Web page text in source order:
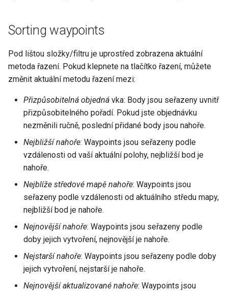
Sorting waypoints
Pod lištou složky/filtru je uprostřed zobrazena aktuální
metoda řazení. Pokud klepnete na tlačítko řazení, můžete
změnit aktuální metodu řazení mezi:
Přizpůsobitelná objedná vka: Body jsou seřazeny uvnitř
přizpůsobitelného pořadí. Pokud jste objednávku
nezměnili ručně, poslední přidané body jsou nahoře.
Nejbližší nahoře: Waypoints jsou seřazeny podle
vzdálenosti od vaší aktuální polohy, nejbližší bod je
nahoře.
Nejblíže středové mapě nahoře: Waypoints jsou
seřazeny podle vzdálenosti od aktuálního středu mapy,
nejbližší bod je nahoře.
Nejnovější nahoře: Waypoints jsou seřazeny podle
doby jejich vytvoření, nejnovější je nahoře.
Nejstarší nahoře: Waypoints jsou seřazeny podle doby
jejich vytvoření, nejstarší je nahoře.
Nejnovější aktualizované nahoře: Waypoints jsou